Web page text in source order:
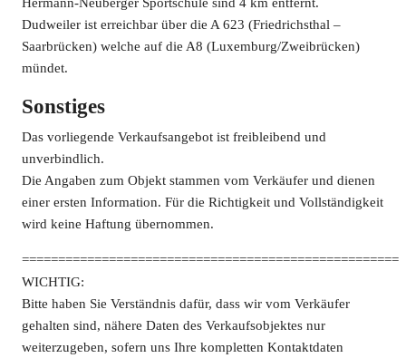
Dudweiler ist erreichbar über die A 623 (Friedrichsthal –
Saarbrücken) welche auf die A8 (Luxemburg/Zweibrücken)
mündet.
Sonstiges
Das vorliegende Verkaufsangebot ist freibleibend und
unverbindlich.
Die Angaben zum Objekt stammen vom Verkäufer und dienen
einer ersten Information. Für die Richtigkeit und Vollständigkeit
wird keine Haftung übernommen.
====================================================
WICHTIG:
Bitte haben Sie Verständnis dafür, dass wir vom Verkäufer
gehalten sind, nähere Daten des Verkaufsobjektes nur
weiterzugeben, sofern uns Ihre kompletten Kontaktdaten